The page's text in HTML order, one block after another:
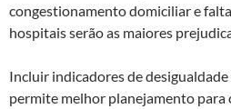
congestionamento domiciliar e falta
hospitais serão as maiores
Incluir indicadores de
permite melhor planejamento para